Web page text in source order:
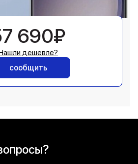
690₽
дешевле?
сообщить